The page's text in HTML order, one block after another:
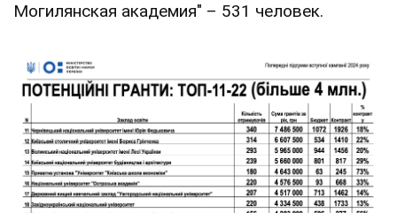
Могилянская академия" – 531 человек.